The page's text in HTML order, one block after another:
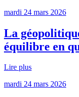
mardi 24 mars 2026
La
équilibre en
Lire plus
mardi 24 mars 2026